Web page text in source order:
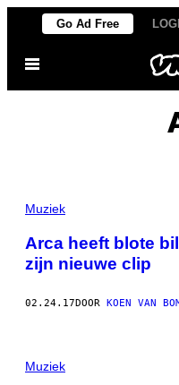
de
Go Ad Free
Open
Muziek
Arca heeft blote
zijn nieuwe clip
02.24.17DOOR KOEN VAN
Muziek